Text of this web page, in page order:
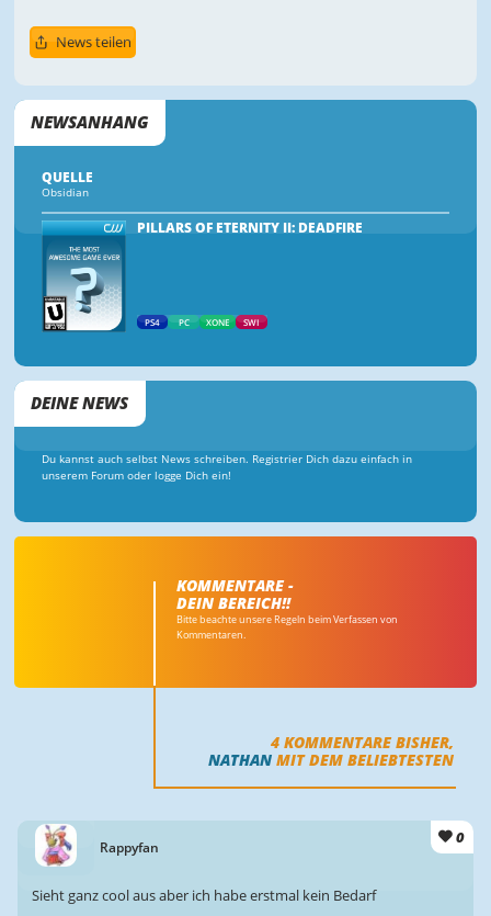
News teilen
NEWSANHANG
QUELLE
Obsidian
PILLARS OF ETERNITY II: DEADFIRE
PS4 PC XONE SWI
DEINE NEWS
Du kannst auch selbst News schreiben. Registrier Dich dazu einfach in
unserem Forum oder logge Dich ein!
KOMMENTARE -
DEIN BEREICH!!
Bitte beachte unsere Regeln beim Verfassen von
Kommentaren.
4 KOMMENTARE BISHER,
NATHAN MIT DEM BELIEBTESTEN
Rappyfan
0
Sieht ganz cool aus aber ich habe erstmal kein Bedarf